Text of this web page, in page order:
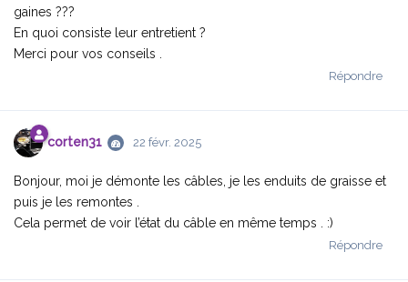
gaines ???
En quoi consiste leur entretient ?
Merci pour vos conseils .
Répondre
corten31 22 févr. 2025
Bonjour, moi je démonte les câbles, je les enduits de graisse et
puis je les remontes .
Cela permet de voir l’état du câble en même temps . :)
Répondre